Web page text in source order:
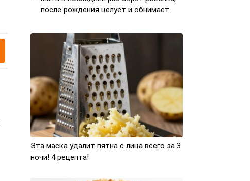
после рождения целует и обнимает
Эта маска удалит пятна с лица всего за 3
ночи! 4 рецепта!